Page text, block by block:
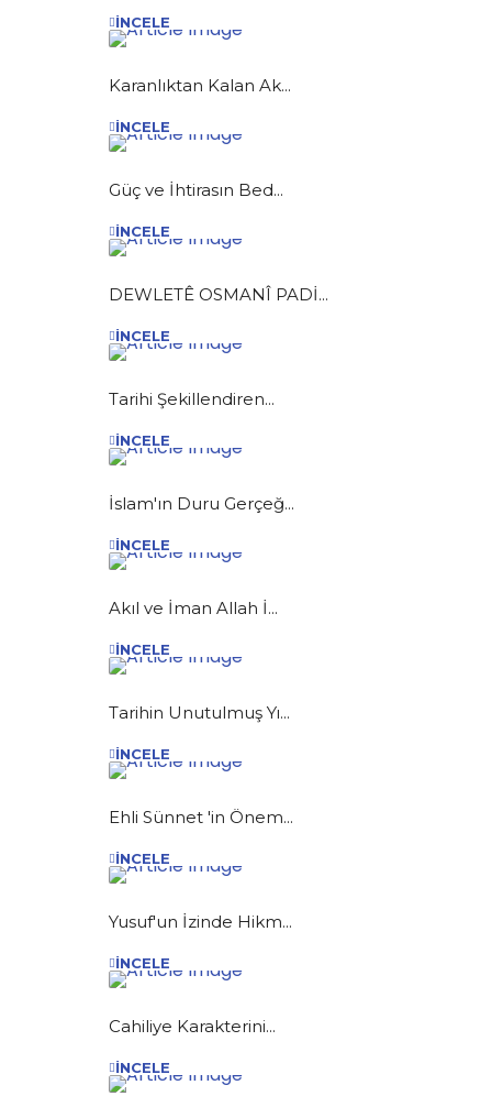
İNCELE
Karanlıktan Kalan Ak...
İNCELE
Güç ve İhtirasın Bed...
İNCELE
DEWLETÊ OSMANÎ PADİ...
İNCELE
Tarihi Şekillendiren...
İNCELE
İslam'ın Duru Gerçeğ...
İNCELE
Akıl ve İman Allah İ...
İNCELE
Tarihin Unutulmuş Yı...
İNCELE
Ehli Sünnet 'in Önem...
İNCELE
Yusuf'un İzinde Hikm...
İNCELE
Cahiliye Karakterini...
İNCELE